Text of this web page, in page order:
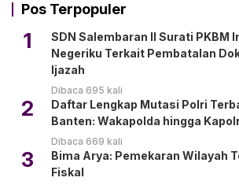
Pos Terpopuler
1
SDN Salembaran II Surati PKBM
Negeriku Terkait Pembatalan
Ijazah
Dibaca 695 kali
2
Daftar Lengkap Mutasi Polri
Banten: Wakapolda hingga
Dibaca 669 kali
3
Bima Arya: Pemekaran Wilayah
Fiskal